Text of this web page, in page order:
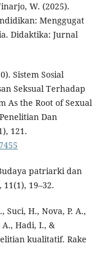
W. (2025).
Menggugat
Didaktika: Jurnal
Sistem Sosial
Seksual Terhadap
As the Root of Sexual
Dan
121.
patriarki dan
19–32.
Suci, H., Nova, P. A.,
A., Hadi, I., &
kualitatif. Rake